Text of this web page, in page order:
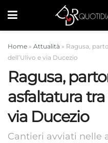
Home » Attualità » Ragusa,
dell’Ulivo e via Ducezio
Ragusa,
asfaltatura tra
via Ducezio
Cantieri avviati nelle